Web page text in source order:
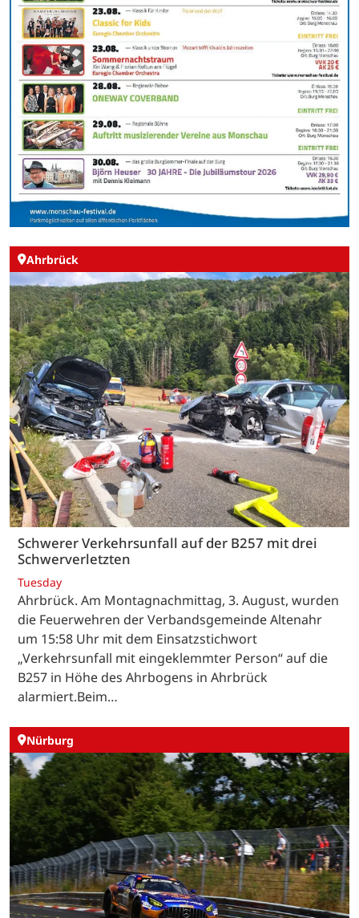
Ahrbrück
Schwerer Verkehrsunfall auf der B257 mit drei
Schwerverletzten
Tuesday
Ahrbrück. Am Montagnachmittag, 3. August, wurden
die Feuerwehren der Verbandsgemeinde Altenahr
um 15:58 Uhr mit dem Einsatzstichwort
„Verkehrsunfall mit eingeklemmter Person“ auf die
B257 in Höhe des Ahrbogens in Ahrbrück
alarmiert.Beim…
Nürburg